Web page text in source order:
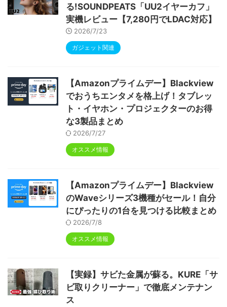
る!SOUNDPEATS「UU2イヤーカフ」
実機レビュー【7,280円でLDAC対応】
2026/7/23
ガジェット関連
【Amazonプライムデー】Blackview
でおうちエンタメを格上げ！タブレッ
ト・イヤホン・プロジェクターのお得
な3製品まとめ
2026/7/27
オススメ情報
【Amazonプライムデー】Blackview
のWaveシリーズ3機種がセール！自分
にぴったりの1台を見つける比較まとめ
2026/7/8
オススメ情報
【実録】サビた金属が蘇る。KURE「サ
ビ取りクリーナー」で徹底メンテナン
ス